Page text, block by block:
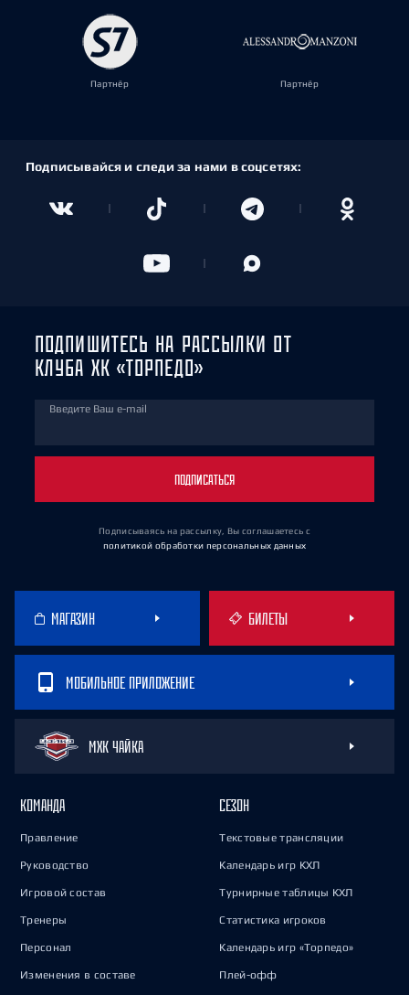
Партнёр Партнёр
Подписывайся и следи за нами в соцсетях:
ПОДПИШИТЕСЬ НА РАССЫЛКИ ОТ
КЛУБА ХК «ТОРПЕДО»
Введите Ваш e-mail
ПОДПИСАТЬСЯ
Подписываясь на рассылку, Вы соглашаетесь с
политикой обработки персональных данных
МАГАЗИН БИЛЕТЫ
МОБИЛЬНОЕ ПРИЛОЖЕНИЕ
МХК ЧАЙКА
КОМАНДА
Правление
Руководство
Игровой состав
Тренеры
Персонал
Изменения в составе
СЕЗОН
Текстовые трансляции
Календарь игр КХЛ
Турнирные таблицы КХЛ
Статистика игроков
Календарь игр «Торпедо»
Плей-офф